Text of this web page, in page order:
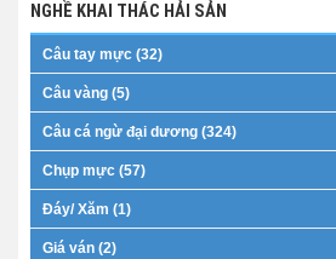
NGHỀ KHAI THÁC HẢI SẢN
Câu tay mực (32)
Câu vàng (5)
Câu cá ngừ đại dương (324)
Chụp mực (57)
Đáy/ Xăm (1)
Giá ván (2)